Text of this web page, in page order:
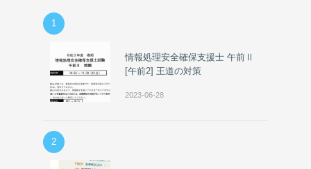
1
情報処理安全確保支援士 午前Ⅱ
[午前2] 王道の対策
2023-06-28
2